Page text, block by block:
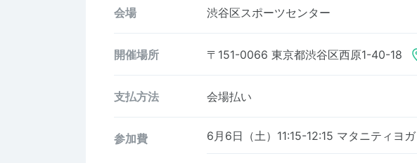
会場 渋谷区スポーツセンター
開催場所 〒151-0066 東京都渋谷区西原1-40-18
支払方法 会場払い
参加費 6月6日（土）11:15-12:15 マタニティヨガ